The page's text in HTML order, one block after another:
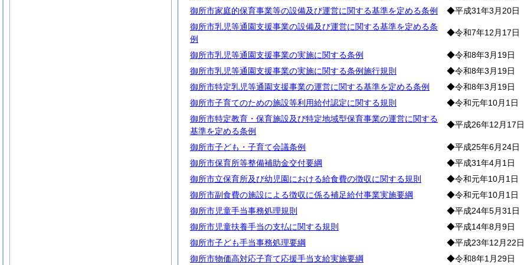
御所市家庭的保育事業等の設備及び運営に関する基準を定める条例
◆平成31年3月20日
御所市乳児等通園支援事業の設備及び運営に関する基準を定める条
例
◆令和7年12月17日
御所市乳児等通園支援事業の実施に関する条例 ◆令和8年3月19日
御所市乳児等通園支援事業の実施に関する条例施行規則
◆令和8年3月19日
御所市特定乳児等通園支援事業の運営に関する基準を定める条例
◆令和8年3月19日
御所市子育てのための施設等利用給付認定に関する規則
◆令和元年10月1日
御所市特定教育・保育施設及び特定地域型保育事業の運営に関する
基準を定める条例
◆平成26年12月17日
御所市子ども・子育て会議条例 ◆平成25年6月24日
御所市保育所等整備補助金交付要綱
◆平成31年4月1日
御所市立保育所及び幼児園における給食費の徴収に関する規則
◆令和元年10月1日
御所市副食費の施設による徴収に係る補足給付事業実施要綱
◆令和元年10月1日
御所市児童手当事務処理規則
◆平成24年5月31日
御所市児童扶養手当の支払に関する規則
◆平成14年8月9日
御所市子ども手当事務処理要綱
◆平成23年12月22日
御所市物価高対応子育て応援手当支給実施要綱
◆令和8年1月29日